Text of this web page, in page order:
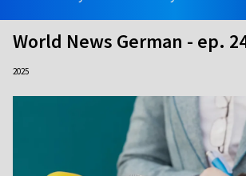
World News German - ep.
2025